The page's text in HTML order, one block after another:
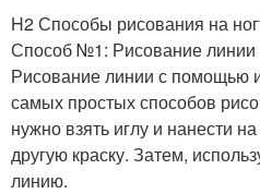
H2 Способы рисования на
Способ №1: Рисование линии
Рисование линии с помощью
самых простых способов
нужно взять иглу и нанести
другую краску. Затем,
линию.